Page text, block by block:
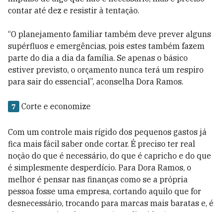
contar até dez e resistir à tentação.
“O planejamento familiar também deve prever alguns
supérfluos e emergências, pois estes também fazem
parte do dia a dia da família. Se apenas o básico
estiver previsto, o orçamento nunca terá um respiro
para sair do essencial”, aconselha Dora Ramos.
7 Corte e economize
Com um controle mais rígido dos pequenos gastos já
fica mais fácil saber onde cortar. É preciso ter real
noção do que é necessário, do que é capricho e do que
é simplesmente desperdício. Para Dora Ramos, o
melhor é pensar nas finanças como se a própria
pessoa fosse uma empresa, cortando aquilo que for
desnecessário, trocando para marcas mais baratas e, é